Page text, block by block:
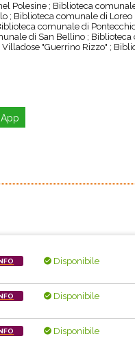
Polesine ; Biblioteca
; Biblioteca comunale di
comunale di
di San Bellino ;
"Guerrino Rizzo" ;
Disponibile
Disponibile
Disponibile